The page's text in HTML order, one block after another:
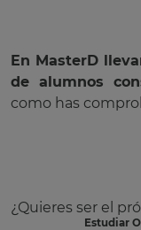
En MasterD
de alumnos
como has
¿Quieres ser el
Estudiar